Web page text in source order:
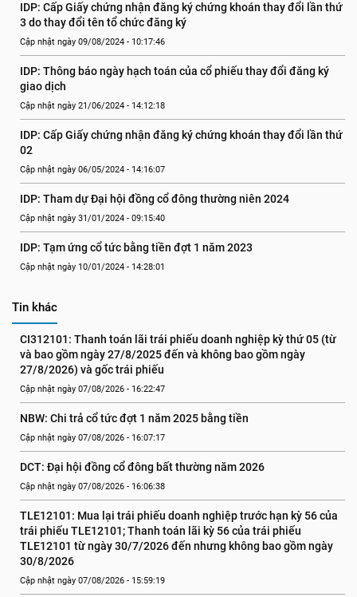
IDP: Cấp Giấy chứng nhận đăng ký chứng khoán thay đổi lần thứ
3 do thay đổi tên tổ chức đăng ký
Cập nhật ngày 09/08/2024 - 10:17:46
IDP: Thông báo ngày hạch toán của cổ phiếu thay đổi đăng ký
giao dịch
Cập nhật ngày 21/06/2024 - 14:12:18
IDP: Cấp Giấy chứng nhận đăng ký chứng khoán thay đổi lần thứ
02
Cập nhật ngày 06/05/2024 - 14:16:07
IDP: Tham dự Đại hội đồng cổ đông thường niên 2024
Cập nhật ngày 31/01/2024 - 09:15:40
IDP: Tạm ứng cổ tức bằng tiền đợt 1 năm 2023
Cập nhật ngày 10/01/2024 - 14:28:01
Tin khác
CI312101: Thanh toán lãi trái phiếu doanh nghiệp kỳ thứ 05 (từ
và bao gồm ngày 27/8/2025 đến và không bao gồm ngày
27/8/2026) và gốc trái phiếu
Cập nhật ngày 07/08/2026 - 16:22:47
NBW: Chi trả cổ tức đợt 1 năm 2025 bằng tiền
Cập nhật ngày 07/08/2026 - 16:07:17
DCT: Đại hội đồng cổ đông bất thường năm 2026
Cập nhật ngày 07/08/2026 - 16:06:38
TLE12101: Mua lại trái phiếu doanh nghiệp trước hạn kỳ 56 của
trái phiếu TLE12101; Thanh toán lãi kỳ 56 của trái phiếu
TLE12101 từ ngày 30/7/2026 đến nhưng không bao gồm ngày
30/8/2026
Cập nhật ngày 07/08/2026 - 15:59:19